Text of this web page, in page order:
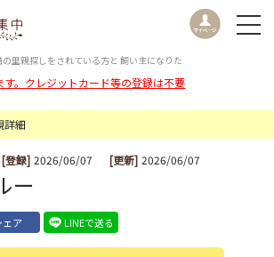
里親探しをされている方と 飼い主になりた
。クレジットカード等の登録は不要
詳細
[登録] 2026/06/07 [更新] 2026/06/07
ー
ェア LINEで送る